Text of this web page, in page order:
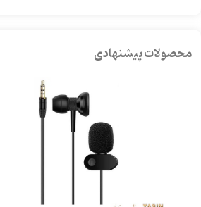
محصولات پیشنهادی